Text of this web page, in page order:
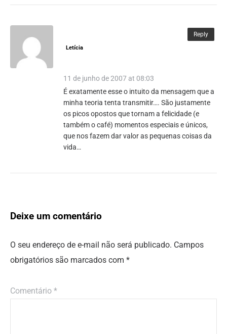
Reply
Letícia
11 de junho de 2007 at 08:03
É exatamente esse o intuito da mensagem que a
minha teoria tenta transmitir…. São justamente
os picos opostos que tornam a felicidade (e
também o café) momentos especiais e únicos,
que nos fazem dar valor as pequenas coisas da
vida…
Deixe um comentário
O seu endereço de e-mail não será publicado. Campos
obrigatórios são marcados com *
Comentário *